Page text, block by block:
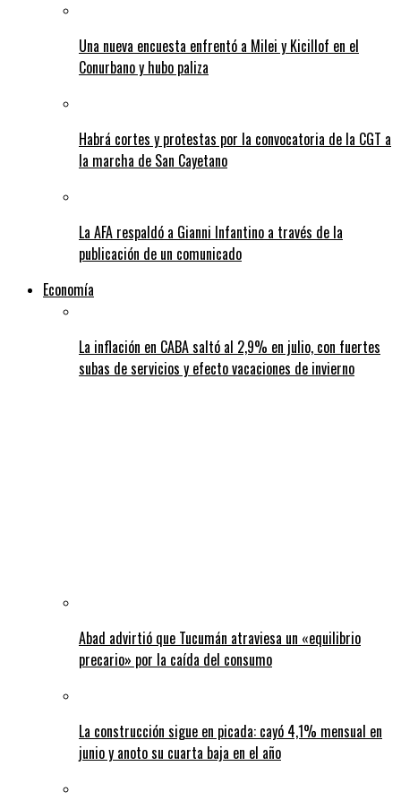
Una nueva encuesta enfrentó a Milei y Kicillof en el
Conurbano y hubo paliza
Habrá cortes y protestas por la convocatoria de la CGT a
la marcha de San Cayetano
La AFA respaldó a Gianni Infantino a través de la
publicación de un comunicado
Economía
La inflación en CABA saltó al 2,9% en julio, con fuertes
subas de servicios y efecto vacaciones de invierno
Abad advirtió que Tucumán atraviesa un «equilibrio
precario» por la caída del consumo
La construcción sigue en picada: cayó 4,1% mensual en
junio y anoto su cuarta baja en el año